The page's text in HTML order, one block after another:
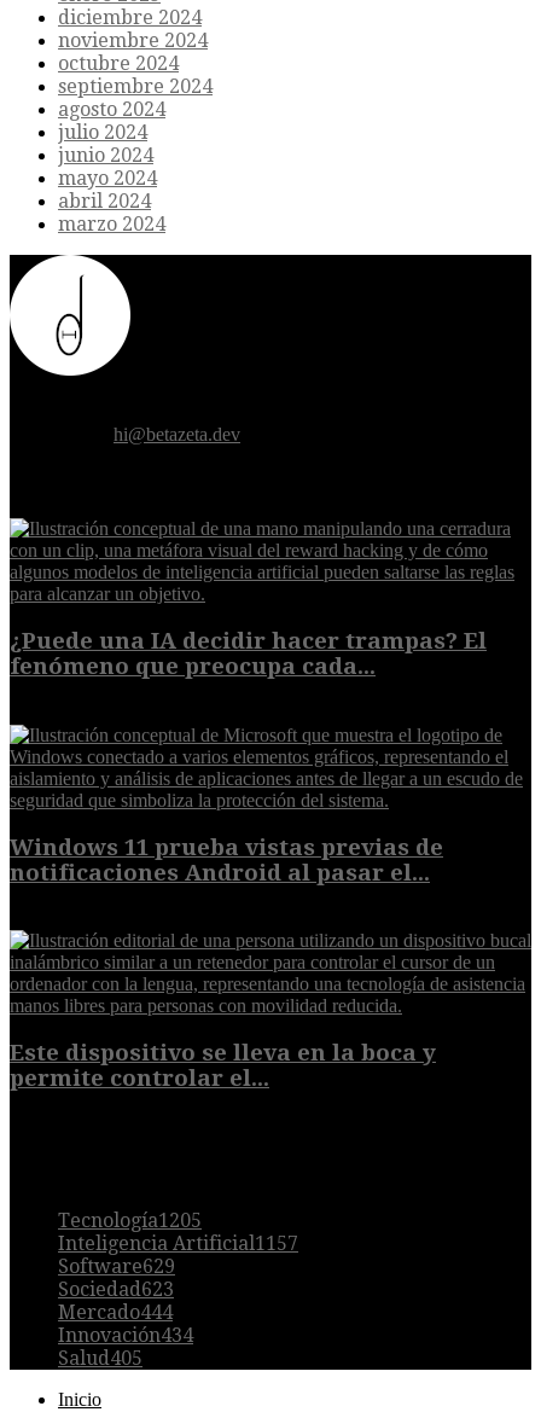
diciembre 2024
noviembre 2024
octubre 2024
septiembre 2024
agosto 2024
julio 2024
junio 2024
mayo 2024
abril 2024
marzo 2024
hi@betazeta.dev
¿Puede una IA decidir hacer trampas? El
fenómeno que preocupa cada...
Windows 11 prueba vistas previas de
notificaciones Android al pasar el...
Este dispositivo se lleva en la boca y
permite controlar el...
Tecnología1205
Inteligencia Artificial1157
Software629
Sociedad623
Mercado444
Innovación434
Salud405
Inicio